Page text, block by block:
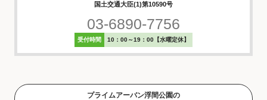
国土交通大臣(1)第10590号
03-6890-7756
受付時間 10：00～19：00【水曜定休】
プライムアーバン浮間公園の